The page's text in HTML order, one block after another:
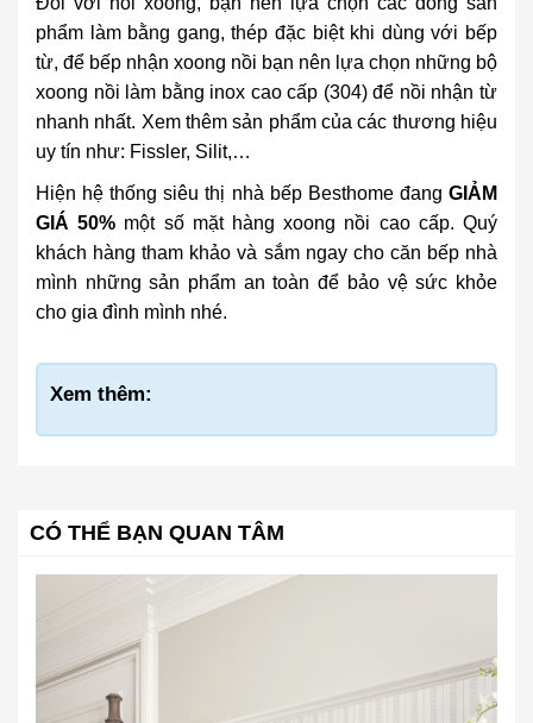
phẩm làm bằng gang, thép đặc biệt khi dùng với bếp
từ, để bếp nhận xoong nồi bạn nên lựa chọn những bộ
xoong nồi làm bằng inox cao cấp (304) để nồi nhận từ
nhanh nhất. Xem thêm sản phẩm của các thương hiệu
uy tín như: Fissler, Silit,…
Hiện hệ thống siêu thị nhà bếp Besthome đang GIẢM
GIÁ 50% một số mặt hàng xoong nồi cao cấp. Quý
khách hàng tham khảo và sắm ngay cho căn bếp nhà
mình những sản phẩm an toàn để bảo vệ sức khỏe
cho gia đình mình nhé.
Xem thêm:
CÓ THỂ BẠN QUAN TÂM